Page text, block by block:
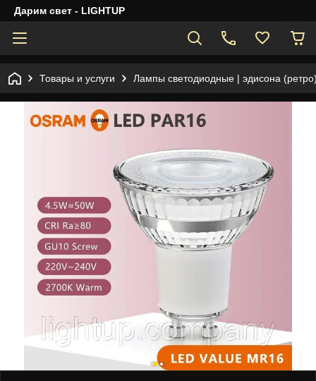
Дарим свет - LIGHTUP
Товары и услуги Лампы светодиодные | эдисона